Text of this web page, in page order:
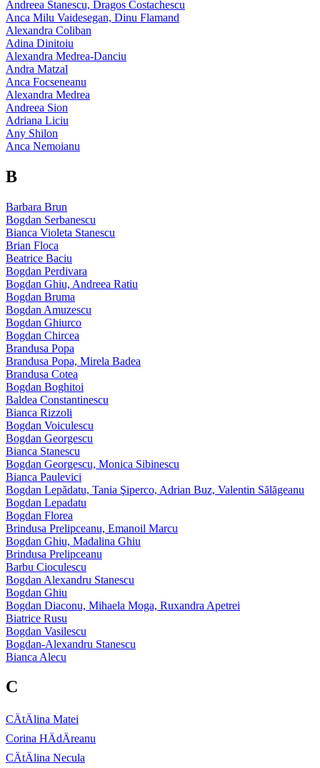
Andreea Stanescu, Dragos Costachescu
Anca Milu Vaidesegan, Dinu Flamand
Alexandra Coliban
Adina Dinitoiu
Alexandra Medrea-Danciu
Andra Matzal
Anca Focseneanu
Alexandra Medrea
Andreea Sion
Adriana Liciu
Any Shilon
Anca Nemoianu
B
Barbara Brun
Bogdan Serbanescu
Bianca Violeta Stanescu
Brian Floca
Beatrice Baciu
Bogdan Perdivara
Bogdan Ghiu, Andreea Ratiu
Bogdan Bruma
Bogdan Amuzescu
Bogdan Ghiurco
Bogdan Chircea
Brandusa Popa
Brandusa Popa, Mirela Badea
Brandusa Cotea
Bogdan Boghitoi
Baldea Constantinescu
Bianca Rizzoli
Bogdan Voiculescu
Bogdan Georgescu
Bianca Stanescu
Bogdan Georgescu, Monica Sibinescu
Bianca Paulevici
Bogdan Lepădatu, Tania Şiperco, Adrian Buz, Valentin Sălăgeanu
Bogdan Lepadatu
Bogdan Florea
Brindusa Prelipceanu, Emanoil Marcu
Bogdan Ghiu, Madalina Ghiu
Brindusa Prelipceanu
Barbu Cioculescu
Bogdan Alexandru Stanescu
Bogdan Ghiu
Bogdan Diaconu, Mihaela Moga, Ruxandra Apetrei
Biatrice Rusu
Bogdan Vasilescu
Bogdan-Alexandru Stanescu
Bianca Alecu
C
CÄtÄlina Matei
Corina HÄdÄreanu
CÄtÄlina Necula